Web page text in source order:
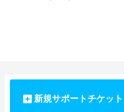
新規サポートチケット